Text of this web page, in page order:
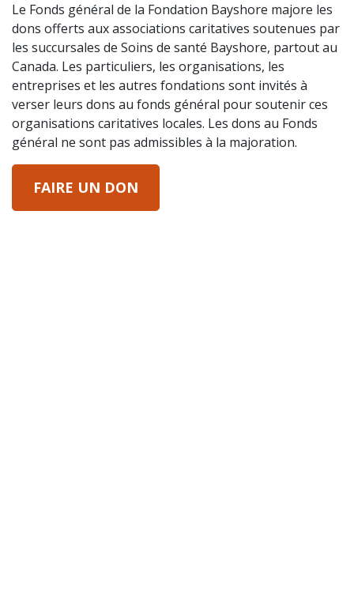
Le Fonds général de la Fondation Bayshore majore les
dons offerts aux associations caritatives soutenues par
les succursales de Soins de santé Bayshore, partout au
Canada. Les particuliers, les organisations, les
entreprises et les autres fondations sont invités à
verser leurs dons au fonds général pour soutenir ces
organisations caritatives locales. Les dons au Fonds
général ne sont pas admissibles à la majoration.
FAIRE UN DON